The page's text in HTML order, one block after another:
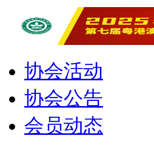
协会活动
协会公告
会员动态